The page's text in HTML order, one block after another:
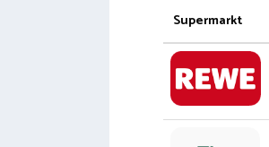
Supermarkt